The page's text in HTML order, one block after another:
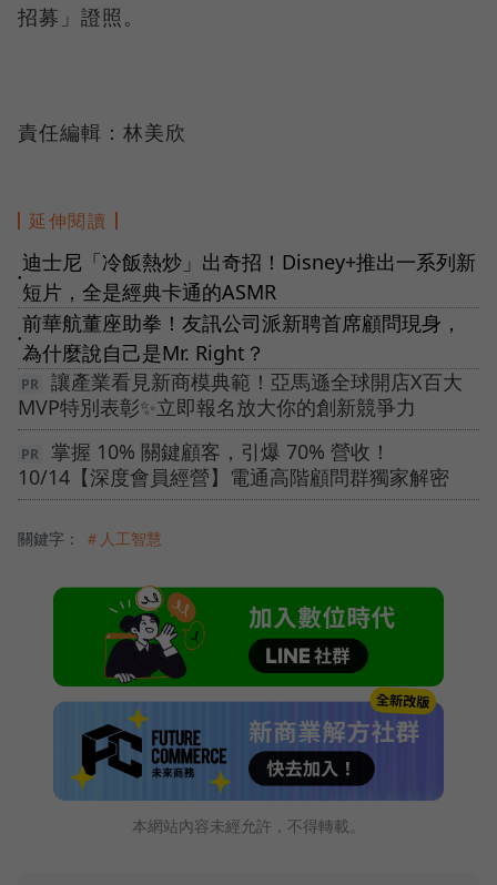
招募」證照。
責任編輯：林美欣
延伸閱讀
●
迪士尼「冷飯熱炒」出奇招！Disney+推出一系列新
短片，全是經典卡通的ASMR
●
前華航董座助拳！友訊公司派新聘首席顧問現身，
為什麼說自己是Mr. Right？
讓產業看見新商模典範！亞馬遜全球開店X百大
MVP特別表彰✨立即報名放大你的創新競爭力
掌握 10% 關鍵顧客，引爆 70% 營收！
10/14【深度會員經營】電通高階顧問群獨家解密
關鍵字： ＃人工智慧
本網站內容未經允許，不得轉載。